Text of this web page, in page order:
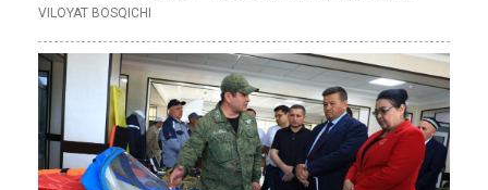
VILOYAT BOSQICHI